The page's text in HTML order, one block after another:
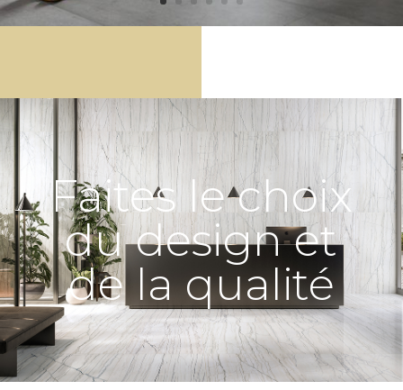
Faites le choix
du design et
de la qualité